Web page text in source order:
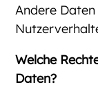
Andere
Welche
Daten?